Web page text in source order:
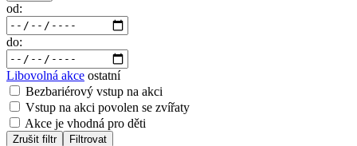
od:
do:
Libovolná akce ostatní
Bezbariérový vstup na akci
Vstup na akci povolen se zvířaty
Akce je vhodná pro děti
Zrušit filtr Filtrovat